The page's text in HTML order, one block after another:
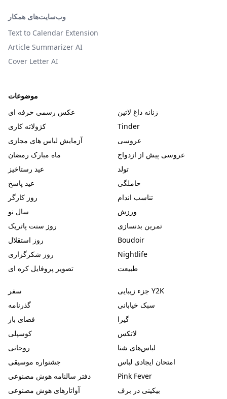
وب‌سایت‌های همکار
Text to Calendar Extension
Article Summarizer AI
Cover Letter AI
موضوعات
عکس رسمی حرفه ای
کژولاته کاری
آزمایش لباس های مجازی
ماه مبارک رمضان
عید رستاخیز
عید پاسخ
روز کارگر
سال نو
روز سنت پاتریک
روز استقلال
روز شکرگزاری
تصویر پروفایل کره ای
زنانه داغ لاتین
Tinder
عروسی
عروسی پیش از ازدواج
تولد
حاملگی
تناسب اندام
ورزش
تمرین بدنسازی
Boudoir
Nightlife
طبیعت
سفر
گذرنامه
فضای باز
کوسپلی
روحانی
جشنواره موسیقی
دفتر سالنامه هوش مصنوعی
آواتارهای هوش مصنوعی
جزء زیبایی Y2K
سبک خیابانی
گیرا
لاتکس
لباس‌های شنا
امتحان ایجادی لباس
Pink Fever
بیکینی در برف